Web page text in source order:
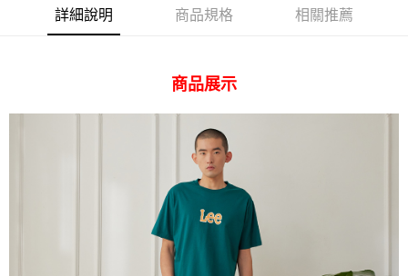
便利好安心！
１．簡單：不需註冊會員、不需綁卡、不需儲值。
【「AFTEE先享後付」結帳流程】
２．訂單成立數日內，您將收到繳費通知簡訊。
３．收到繳費通知簡訊後14天內，點擊此簡訊中的連結，可透過四大超商／
ATM／網路銀行／等多元方式進行付款，方視為交易完成。
※ 請注意：結帳手續完成當下不需立刻繳費，但若您需要取消訂單，請聯絡
購買商品的店家。未經商家同意取消之訂單仍視為有效，需透過AFTEE先享
※ 交易是否成功請以「AFTEE先享後付 」之結帳頁面顯示為準，若有關於
是否繳費成功／繳費後需取消欲退款等相關疑問，請聯繫「AFTEE先享後付
https://netprotections.freshdesk.com/support/home
運送方式
每筆NT$80，滿NT$2,000(含以上)免運費
每筆NT$80，滿NT$2,000(含以上)免運費
每筆NT$80，滿NT$2,000(含以上)免運費
每筆NT$80，滿NT$2,000(含以上)免運費
詳細說明 商品規格 相關推薦
商品展示